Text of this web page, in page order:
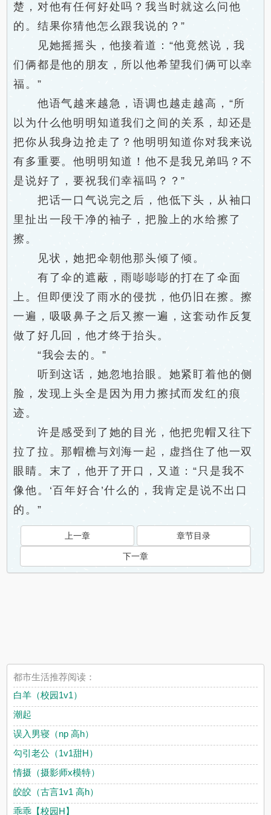
楚，对他有任何好处吗？我当时就这么问他
的。结果你猜他怎么跟我说的？”
见她摇摇头，他接着道：“他竟然说，我
们俩都是他的朋友，所以他希望我们俩可以幸
福。”
他语气越来越急，语调也越走越高，“所
以为什么他明明知道我们之间的关系，却还是
把你从我身边抢走了？他明明知道你对我来说
有多重要。他明明知道！他不是我兄弟吗？不
是说好了，要祝我们幸福吗？？”
把话一口气说完之后，他低下头，从袖口
里扯出一段干净的袖子，把脸上的水给擦了
擦。
见状，她把伞朝他那头倾了倾。
有了伞的遮蔽，雨嘭嘭嘭的打在了伞面
上。但即便没了雨水的侵扰，他仍旧在擦。擦
一遍，吸吸鼻子之后又擦一遍，这套动作反复
做了好几回，他才终于抬头。
“我会去的。”
听到这话，她忽地抬眼。她紧盯着他的侧
脸，发现上头全是因为用力擦拭而发红的痕
迹。
许是感受到了她的目光，他把兜帽又往下
拉了拉。那帽檐与刘海一起，虚挡住了他一双
眼睛。末了，他开了开口，又道：“只是我不
像他。‘百年好合’什么的，我肯定是说不出口
的。”
上一章 章节目录
下一章
都市生活推荐阅读：
白羊（校园1v1）
潮起
误入男寝（np 高h）
勾引老公（1v1甜H）
情摄（摄影师x模特）
皎皎（古言1v1 高h）
乖乖【校园H】